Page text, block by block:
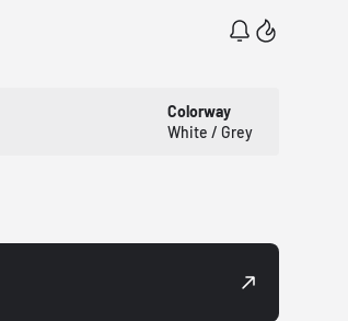
Colorway
White / Grey